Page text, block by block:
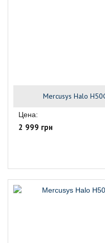
Mercusys Halo
Цена:
2 999 грн